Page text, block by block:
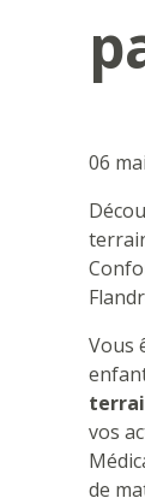
06
Vous
vos
de